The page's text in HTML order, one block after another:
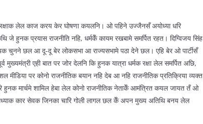
रक्षाक लेल काज करय केर घोषणा कयलनि। ओ पहिने उज्जैनसँ अयोध्या धरि
हुनक प्रयास राजनीति नहि, धर्मकेँ कायम रखबामे समर्पित रहत। दिग्विजय सिंह
चुनने छल आ दू-दू बेर लोकसभा आ राज्यसभामे पठा देने छल। एहि बेर ओ पार्टीसँ
एही बात पर जोर देलनि कि हुनक यात्रा धर्मक रक्षा लेल समर्पित अछि,
पर कोनो राजनीतिक बयान नहि देब आ नहि राजनीतिक प्रतिक्रिया व्यक्त
मार्चमे शामिल हेबा लेल कोनो राजनीतिक नेताकेँ आमंत्रित कयल जायत तँ ओ
कार सेवक जिनका चारि गोली लागल छल केँ अपन मुख्य अतिथि बनय लेल